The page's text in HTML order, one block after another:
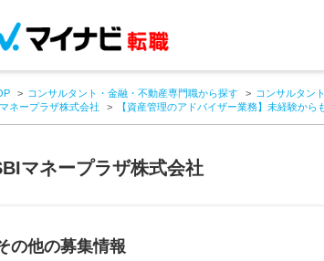
コンサルタント・金融・不動産専門職から探す コンサルタン
ネープラザ株式会社
【資産管理のアドバイザー業務】未経験から
マネープラザ株式会社
の他の募集情報